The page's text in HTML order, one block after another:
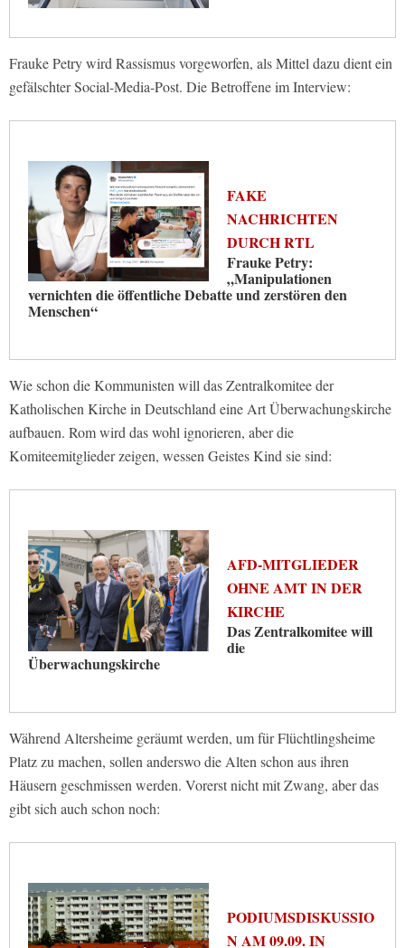
Frauke Petry wird Rassismus vorgeworfen, als Mittel dazu dient ein
gefälschter Social-Media-Post. Die Betroffene im Interview:
FAKE
NACHRICHTEN
DURCH RTL
Frauke Petry:
„Manipulationen
vernichten die öffentliche Debatte und zerstören den
Menschen“
Wie schon die Kommunisten will das Zentralkomitee der
Katholischen Kirche in Deutschland eine Art Überwachungskirche
aufbauen. Rom wird das wohl ignorieren, aber die
Komiteemitglieder zeigen, wessen Geistes Kind sie sind:
AFD-MITGLIEDER
OHNE AMT IN DER
KIRCHE
Das Zentralkomitee will
die
Überwachungskirche
Während Altersheime geräumt werden, um für Flüchtlingsheime
Platz zu machen, sollen anderswo die Alten schon aus ihren
Häusern geschmissen werden. Vorerst nicht mit Zwang, aber das
gibt sich auch schon noch:
PODIUMSDISKUSSIO
N AM 09.09. IN